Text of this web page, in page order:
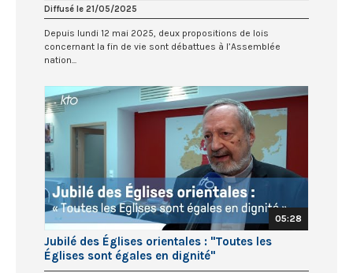
Diffusé le 21/05/2025
Depuis lundi 12 mai 2025, deux propositions de lois
concernant la fin de vie sont débattues à l’Assemblée
nation...
05:28
Jubilé des Églises orientales : "Toutes les
Églises sont égales en dignité"